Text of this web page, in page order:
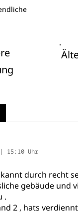
15:10 Uhr
durch recht
gebäude und
.
2 , hats